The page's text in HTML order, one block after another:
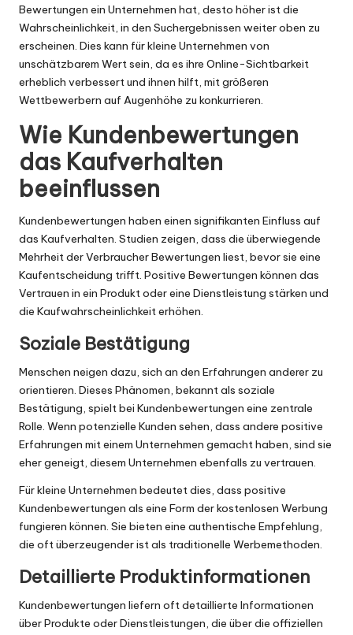
Bewertungen ein Unternehmen hat, desto höher ist die
Wahrscheinlichkeit, in den Suchergebnissen weiter oben zu
erscheinen. Dies kann für kleine Unternehmen von
unschätzbarem Wert sein, da es ihre Online-Sichtbarkeit
erheblich verbessert und ihnen hilft, mit größeren
Wettbewerbern auf Augenhöhe zu konkurrieren.
Wie Kundenbewertungen
das Kaufverhalten
beeinflussen
Kundenbewertungen haben einen signifikanten Einfluss auf
das Kaufverhalten. Studien zeigen, dass die überwiegende
Mehrheit der Verbraucher Bewertungen liest, bevor sie eine
Kaufentscheidung trifft. Positive Bewertungen können das
Vertrauen in ein Produkt oder eine Dienstleistung stärken und
die Kaufwahrscheinlichkeit erhöhen.
Soziale Bestätigung
Menschen neigen dazu, sich an den Erfahrungen anderer zu
orientieren. Dieses Phänomen, bekannt als soziale
Bestätigung, spielt bei Kundenbewertungen eine zentrale
Rolle. Wenn potenzielle Kunden sehen, dass andere positive
Erfahrungen mit einem Unternehmen gemacht haben, sind sie
eher geneigt, diesem Unternehmen ebenfalls zu vertrauen.
Für kleine Unternehmen bedeutet dies, dass positive
Kundenbewertungen als eine Form der kostenlosen Werbung
fungieren können. Sie bieten eine authentische Empfehlung,
die oft überzeugender ist als traditionelle Werbemethoden.
Detaillierte Produktinformationen
Kundenbewertungen liefern oft detaillierte Informationen
über Produkte oder Dienstleistungen, die über die offiziellen